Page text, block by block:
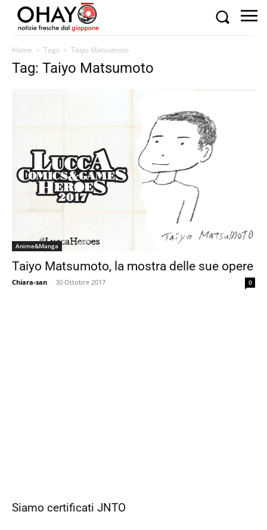
Home Tags Taiyo Matsumoto
Tag: Taiyo Matsumoto
Anime&Manga
Taiyo Matsumoto, la mostra delle sue opere
Chiara-san - 30 Ottobre 2017 0
Siamo certificati JNTO